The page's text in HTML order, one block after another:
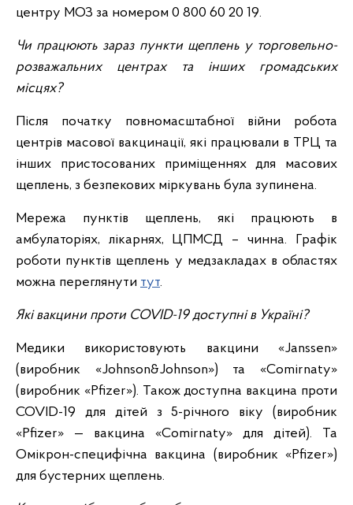
центру МОЗ за номером 0 800 60 20 19.
Чи працюють зараз пункти щеплень у торговельно-
розважальних центрах та інших громадських
місцях?
Після початку повномасштабної війни робота
центрів масової вакцинації, які працювали в ТРЦ та
інших пристосованих приміщеннях для масових
щеплень, з безпекових міркувань була зупинена.
Мережа пунктів щеплень, які працюють в
амбулаторіях, лікарнях, ЦПМСД – чинна. Графік
роботи пунктів щеплень у медзакладах в областях
можна переглянути тут.
Які вакцини проти COVID-19 доступні в Україні?
Медики використовують вакцини «Janssen»
(виробник «Johnson&Johnson») та «Comirnaty»
(виробник «Pfizer»). Також доступна вакцина проти
COVID-19 для дітей з 5-річного віку (виробник
«Pfizer» — вакцина «Comirnaty» для дітей). Та
Омікрон-специфічна вакцина (виробник «Pfizer»)
для бустерних щеплень.